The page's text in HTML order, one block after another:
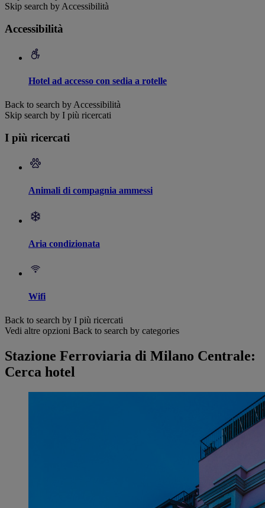
Skip search by Accessibilità
Accessibilità
Hotel ad accesso con sedia a rotelle
Back to search by Accessibilità
Skip search by I più ricercati
I più ricercati
Animali di compagnia ammessi
Aria condizionata
Wifi
Back to search by I più ricercati
Vedi altre opzioni Back to search by categories
Stazione Ferroviaria di Milano Centrale:
Cerca hotel